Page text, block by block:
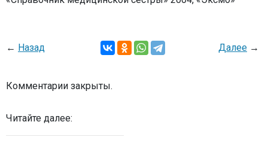
← Назад Далее →
Комментарии закрыты.
Читайте далее: